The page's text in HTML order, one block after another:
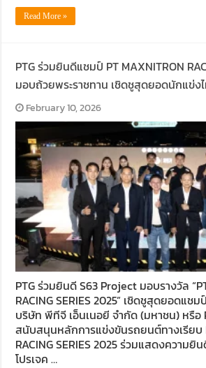
Read More »
PTG ร่วมยินดีแชมป์ PT MAXNITRON
มอบถ้วยพระราชทาน เชิดชูสุดยอดนักแข่ง
February 10, 2026
PTG ร่วมยินดี S63 Project มอบรางวัล
RACING SERIES 2025” เชิดชูสุดยอดแช
บริษัท พีทีจี เอ็นเนอยี จำกัด (มหาชน) หรือ
สนับสนุนหลักการแข่งขันรถยนต์ทางเรียบ
RACING SERIES 2025 ร่วมแสดงความ
โปรเจค …